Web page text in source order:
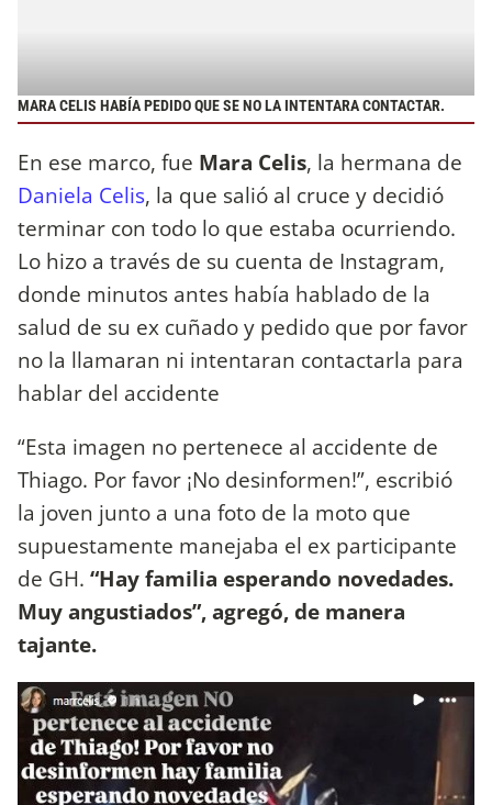
MARA CELIS HABÍA PEDIDO QUE SE NO LA INTENTARA CONTACTAR.
En ese marco, fue Mara Celis, la hermana de
Daniela Celis, la que salió al cruce y decidió
terminar con todo lo que estaba ocurriendo.
Lo hizo a través de su cuenta de Instagram,
donde minutos antes había hablado de la
salud de su ex cuñado y pedido que por favor
no la llamaran ni intentaran contactarla para
hablar del accidente
“Esta imagen no pertenece al accidente de
Thiago. Por favor ¡No desinformen!”, escribió
la joven junto a una foto de la moto que
supuestamente manejaba el ex participante
de GH. “Hay familia esperando novedades.
Muy angustiados”, agregó, de manera
tajante.